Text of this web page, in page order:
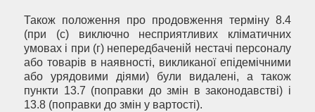
Також положення про продовження терміну 8.4
(при (с) виключно несприятливих кліматичних
умовах і при (г) непередбаченій нестачі персоналу
або товарів в наявності, викликаної епідемічними
або урядовими діями) були видалені, а також
пункти 13.7 (поправки до змін в законодавстві) і
13.8 (поправки до змін у вартості).